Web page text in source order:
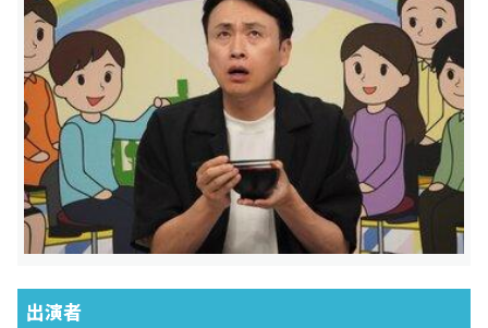
出演者